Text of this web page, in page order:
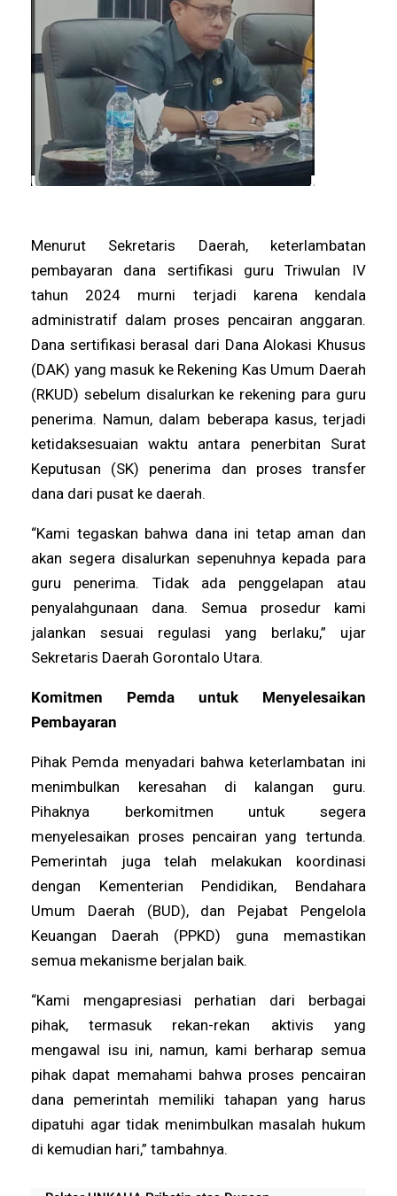
Menurut Sekretaris Daerah, keterlambatan
pembayaran dana sertifikasi guru Triwulan IV
tahun 2024 murni terjadi karena kendala
administratif dalam proses pencairan anggaran.
Dana sertifikasi berasal dari Dana Alokasi Khusus
(DAK) yang masuk ke Rekening Kas Umum Daerah
(RKUD) sebelum disalurkan ke rekening para guru
penerima. Namun, dalam beberapa kasus, terjadi
ketidaksesuaian waktu antara penerbitan Surat
Keputusan (SK) penerima dan proses transfer
dana dari pusat ke daerah.
“Kami tegaskan bahwa dana ini tetap aman dan
akan segera disalurkan sepenuhnya kepada para
guru penerima. Tidak ada penggelapan atau
penyalahgunaan dana. Semua prosedur kami
jalankan sesuai regulasi yang berlaku,” ujar
Sekretaris Daerah Gorontalo Utara.
Komitmen Pemda untuk Menyelesaikan
Pembayaran
Pihak Pemda menyadari bahwa keterlambatan ini
menimbulkan keresahan di kalangan guru.
Pihaknya berkomitmen untuk segera
menyelesaikan proses pencairan yang tertunda.
Pemerintah juga telah melakukan koordinasi
dengan Kementerian Pendidikan, Bendahara
Umum Daerah (BUD), dan Pejabat Pengelola
Keuangan Daerah (PPKD) guna memastikan
semua mekanisme berjalan baik.
“Kami mengapresiasi perhatian dari berbagai
pihak, termasuk rekan-rekan aktivis yang
mengawal isu ini, namun, kami berharap semua
pihak dapat memahami bahwa proses pencairan
dana pemerintah memiliki tahapan yang harus
dipatuhi agar tidak menimbulkan masalah hukum
di kemudian hari,” tambahnya.